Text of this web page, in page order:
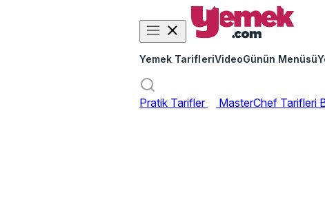
Yemek TarifleriVideoGünün Menüsü
Pratik Tarifler MasterChef Tarifleri